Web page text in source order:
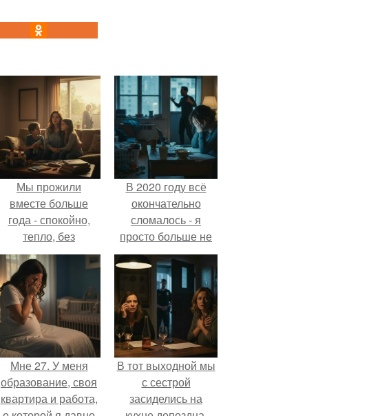
Мы прожили
вместе больше
года - спокойно,
тепло, без
конфликтов.
В 2020 году всё
окончательно
сломалось - я
просто больше не
тянула всё одна.
Мне 27. У меня
образование, своя
квартира и работа,
В тот выходной мы
с сестрой
засиделись на